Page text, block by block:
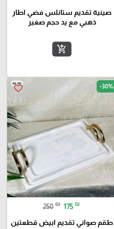
صينية تقديم ستانلس فضي اطار
ذهبي مع يد حجم صغير
add_shopping_cart
favorite_border -30%
250 ₪ 175 ₪
طقم صواني تقديم ابيض قطعتين